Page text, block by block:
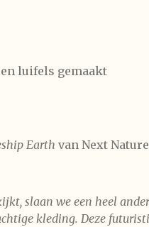
luifels gemaakt
Earth van Next
slaan we een heel
kleding. Deze